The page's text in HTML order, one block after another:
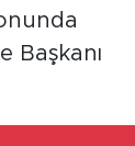
Başkanı